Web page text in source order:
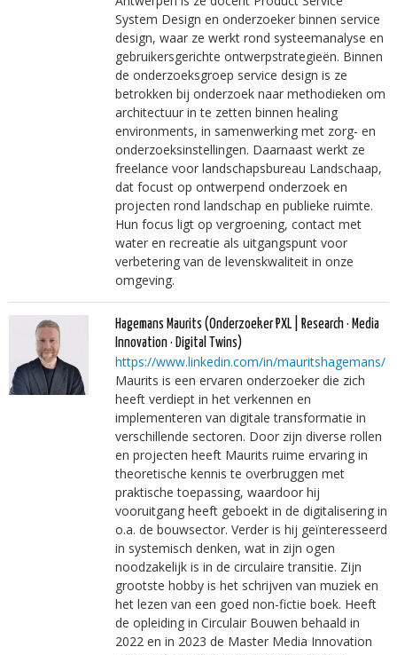
System Design en onderzoeker binnen service
design, waar ze werkt rond systeemanalyse en
gebruikersgerichte ontwerpstrategieën. Binnen
de onderzoeksgroep service design is ze
betrokken bij onderzoek naar methodieken om
architectuur in te zetten binnen healing
environments, in samenwerking met zorg- en
onderzoeksinstellingen. Daarnaast werkt ze
freelance voor landschapsbureau Landschaap,
dat focust op ontwerpend onderzoek en
projecten rond landschap en publieke ruimte.
Hun focus ligt op vergroening, contact met
water en recreatie als uitgangspunt voor
verbetering van de levenskwaliteit in onze
omgeving.
Hagemans Maurits (Onderzoeker PXL | Research · Media
Innovation · Digital Twins)
https://www.linkedin.com/in/mauritshagemans/
Maurits is een ervaren onderzoeker die zich
heeft verdiept in het verkennen en
implementeren van digitale transformatie in
verschillende sectoren. Door zijn diverse rollen
en projecten heeft Maurits ruime ervaring in
theoretische kennis te overbruggen met
praktische toepassing, waardoor hij
vooruitgang heeft geboekt in de digitalisering in
o.a. de bouwsector. Verder is hij geïnteresseerd
in systemisch denken, wat in zijn ogen
noodzakelijk is in de circulaire transitie. Zijn
grootste hobby is het schrijven van muziek en
het lezen van een goed non-fictie boek. Heeft
de opleiding in Circulair Bouwen behaald in
2022 en in 2023 de Master Media Innovation